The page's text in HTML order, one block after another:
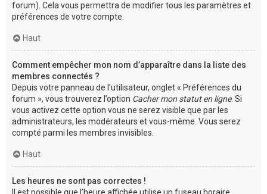
forum). Cela vous permettra de modifier tous les paramètres et
préférences de votre compte.
Haut
Comment empêcher mon nom d’apparaître dans la liste des
membres connectés ?
Depuis votre panneau de l’utilisateur, onglet « Préférences du
forum », vous trouverez l’option Cacher mon statut en ligne. Si
vous activez cette option vous ne serez visible que par les
administrateurs, les modérateurs et vous-même. Vous serez
compté parmi les membres invisibles.
Haut
Les heures ne sont pas correctes !